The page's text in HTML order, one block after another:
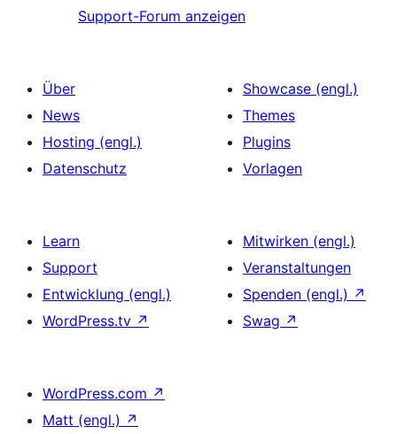
Support-Forum anzeigen
Über
News
Hosting (engl.)
Datenschutz
Showcase (engl.)
Themes
Plugins
Vorlagen
Learn
Support
Entwicklung (engl.)
WordPress.tv ↗
Mitwirken (engl.)
Veranstaltungen
Spenden (engl.) ↗
Swag ↗
WordPress.com ↗
Matt (engl.) ↗